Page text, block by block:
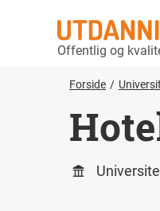
Offentlig og
Forside